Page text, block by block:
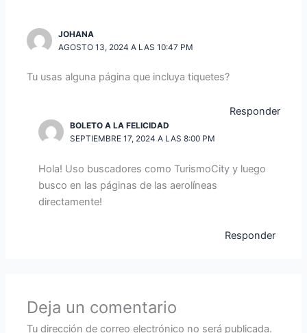
JOHANA
AGOSTO 13, 2024 A LAS 10:47 PM
Tu usas alguna página que incluya tiquetes?
Responder
BOLETO A LA FELICIDAD
SEPTIEMBRE 17, 2024 A LAS 8:00 PM
Hola! Uso buscadores como TurismoCity y luego
busco en las páginas de las aerolíneas
directamente!
Responder
Deja un comentario
Tu dirección de correo electrónico no será publicada.